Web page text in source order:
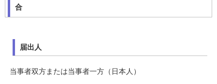
合
届出人
当事者双方または当事者一方（日本人）